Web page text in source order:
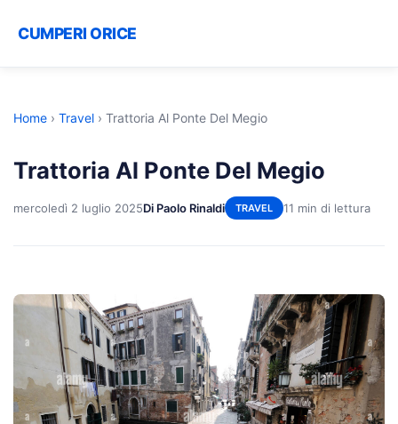
CUMPERI ORICE
Home › Travel › Trattoria Al Ponte Del Megio
Trattoria Al Ponte Del Megio
mercoledì 2 luglio 2025Di Paolo Rinaldi TRAVEL 11 min di lettura